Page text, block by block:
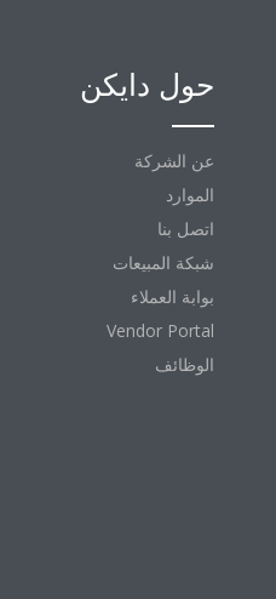
حول دايكن
عن الشركة
الموارد
اتصل بنا
شبكة المبيعات
بوابة العملاء
Vendor Portal
الوظائف